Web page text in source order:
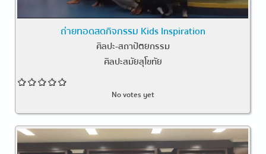
ถ่ายทอดสดกิจกรรม Kids Inspiration
ศิลปะ-สถาปัตยกรรม
ศิลปะสมัยสุโขทัย
No votes yet